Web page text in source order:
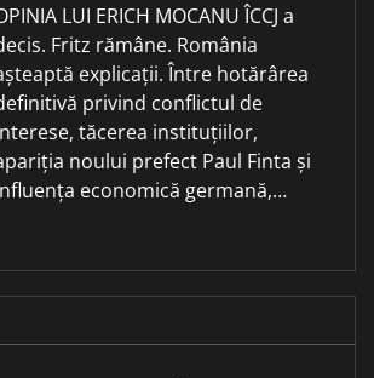
LUI ERICH MOCANU ÎCCJ a
Fritz rămâne. România
explicații. Între hotărârea
privind conflictul de
tăcerea instituțiilor,
noului prefect Paul Finta și
economică germană,…